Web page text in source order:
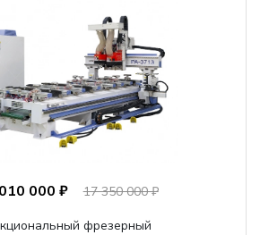
000 ₽
17 350 000 ₽
фрезерный